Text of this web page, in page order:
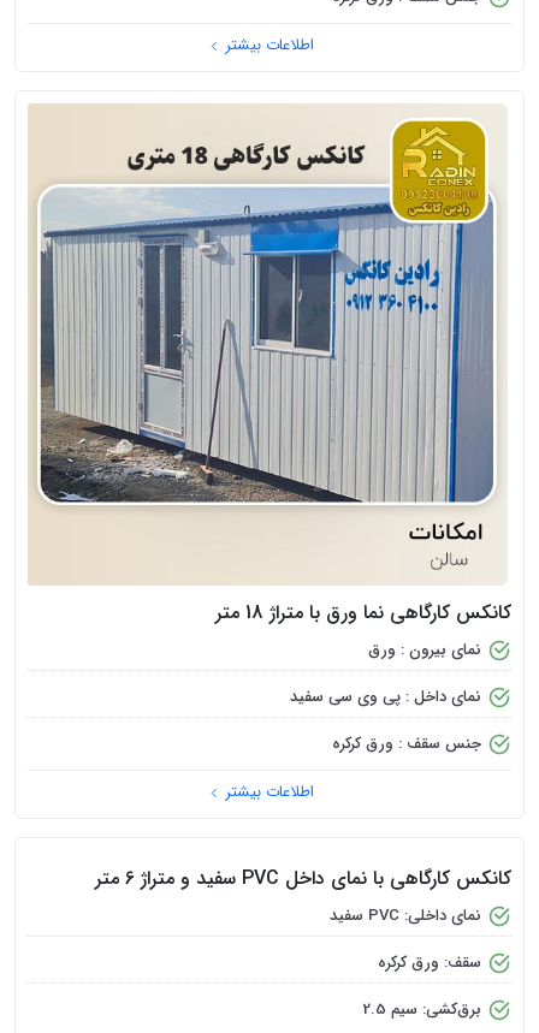
اطلاعات بیشتر
کانکس کارگاهی نما ورق با متراژ 18 متر
نمای بیرون : ورق
نمای داخل : پی وی سی سفید
جنس سقف : ورق کرکره
اطلاعات بیشتر